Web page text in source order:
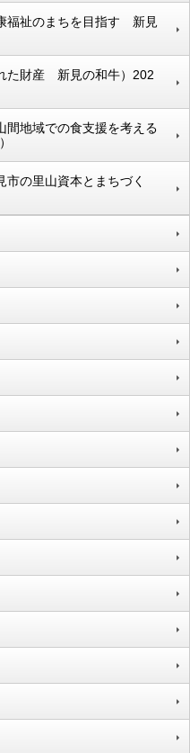
福祉のまちを目指す 新見
た財産 新見の和牛）202
間地域での食支援を考える
の里山資本とまちづく